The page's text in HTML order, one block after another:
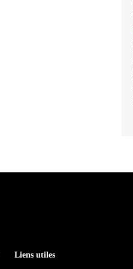
Liens utiles